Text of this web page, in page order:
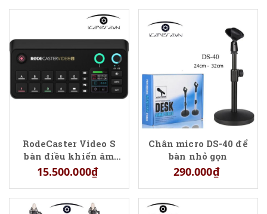
RodeCaster Video S
bàn điều khiển âm
thanh và video đa
15.500.000₫
Chân micro DS-40 để
bàn nhỏ gọn
290.000₫